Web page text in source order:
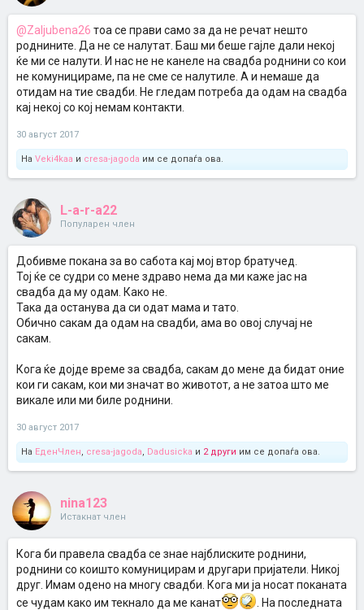
@Zaljubena26 тоа се прави само за да не речат нешто
роднините. Да не се налутат. Баш ми беше гајле дали некој
ќе ми се налути. И нас не не канеле на свадба роднини со кои
не комуницираме, па не сме се налутиле. А и немаше да
отидам на тие свадби. Не гледам потреба да одам на свадба
кај некој со кој немам контакти.
30 август 2017
На Veki4kaa и cresa-jagoda им се допаѓа ова.
L-a-r-a22
Популарен член
Добивме покана за во сабота кај мој втор братучед.
Тој ќе се судри со мене здраво нема да ми каже јас на
свадба да му одам. Како не.
Така да останува да си одат мама и тато.
Обично сакам да одам на свадби, ама во овој случај не
сакам.
Кога ќе дојде време за свадба, сакам до мене да бидат оние
кои ги сакам, кои ми значат во животот, а не затоа што ме
викале или ми биле роднини.
30 август 2017
На ЕденЧлен, cresa-jagoda, Dadusicka и 2 други им се допаѓа ова.
nina123
Истакнат член
Кога би правела свадба се знае најблиските роднини,
роднини со коишто комуницирам и другари пријатели. Никој
друг. Имам одено на многу свадби. Кога ми ја носат поканата
се чудам како им текнало да ме канат
. На последната